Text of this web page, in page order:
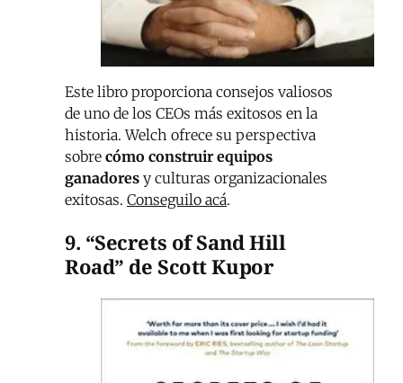
Este libro proporciona consejos valiosos
de uno de los CEOs más exitosos en la
historia. Welch ofrece su perspectiva
sobre cómo construir equipos
ganadores y culturas organizacionales
exitosas. Conseguilo acá.
9. “Secrets of Sand Hill
Road” de Scott Kupor